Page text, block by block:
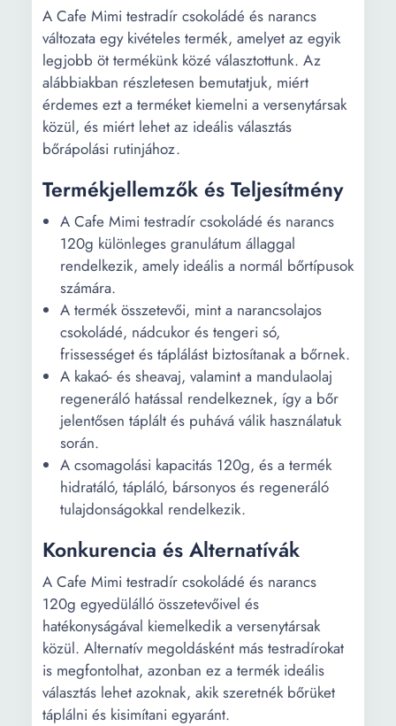
A Cafe Mimi testradír csokoládé és narancs
változata egy kivételes termék, amelyet az egyik
legjobb öt termékünk közé választottunk. Az
alábbiakban részletesen bemutatjuk, miért
érdemes ezt a terméket kiemelni a versenytársak
közül, és miért lehet az ideális választás
bőrápolási rutinjához.
Termékjellemzők és Teljesítmény
A Cafe Mimi testradír csokoládé és narancs
120g különleges granulátum állaggal
rendelkezik, amely ideális a normál bőrtípusok
számára.
A termék összetevői, mint a narancsolajos
csokoládé, nádcukor és tengeri só,
frissességet és táplálást biztosítanak a bőrnek.
A kakaó- és sheavaj, valamint a mandulaolaj
regeneráló hatással rendelkeznek, így a bőr
jelentősen táplált és puhává válik használatuk
során.
A csomagolási kapacitás 120g, és a termék
hidratáló, tápláló, bársonyos és regeneráló
tulajdonságokkal rendelkezik.
Konkurencia és Alternatívák
A Cafe Mimi testradír csokoládé és narancs
120g egyedülálló összetevőivel és
hatékonyságával kiemelkedik a versenytársak
közül. Alternatív megoldásként más testradírokat
is megfontolhat, azonban ez a termék ideális
választás lehet azoknak, akik szeretnék bőrüket
táplálni és kisimítani egyaránt.